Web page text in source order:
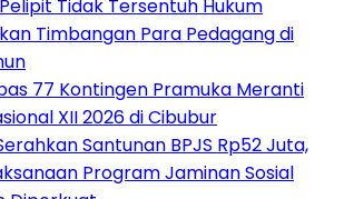
Tidak Tersentuh Hukum
Timbangan Para Pedagang di
77 Kontingen Pramuka Meranti
XII 2026 di Cibubur
Santunan BPJS Rp52 Juta,
Program Jaminan Sosial